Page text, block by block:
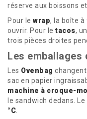
réserve aux boissons
Pour le wrap, la boîte
ouvrir. Pour le tacos,
trois pièces droites
Les
Les Ovenbag
sac en papier
machine à croque-
le sandwich dedans.
°C